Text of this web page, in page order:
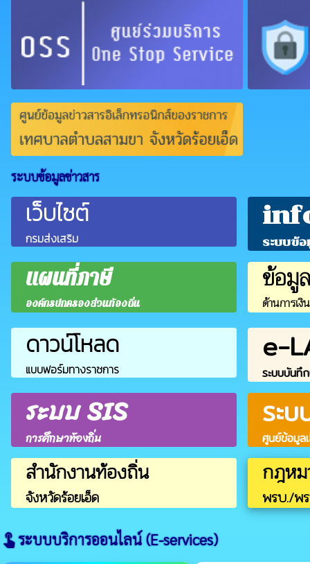
ระบบข้อมูลข่าวสาร
เว็บไซต์
กรมส่งเสริม ระบบข้
แผนที่ภาษี
องค์กรปกครองส่วนท้องถิ่น
ข้อมูล
ด้านการเ
ดาวน์โหลด
แบบฟอร์มทางราชการ
e-
ระบบบัน
ระบบ SIS
การศึกษาท้องถิ่น
ระบ
ศูนย์ข้อมูล
สำนักงานท้องถิ่น
จังหวัดร้อยเอ็ด
กฎห
พรบ./พ
touch_appระบบบริการออนไลน์ (E-services)